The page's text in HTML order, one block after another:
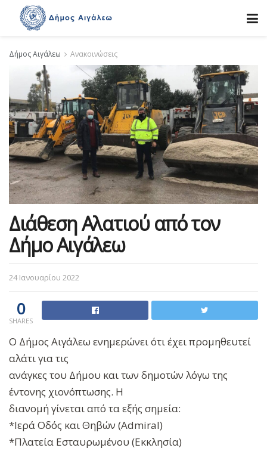
Δήμος Αιγάλεω Ανακοινώσεις
Διάθεση Αλατιού από τον
Δήμο Αιγάλεω
24 Ιανουαρίου 2022
0
SHARES
Ο Δήμος Αιγάλεω ενημερώνει ότι έχει προμηθευτεί
αλάτι για τις
ανάγκες του Δήμου και των δημοτών λόγω της
έντονης χιονόπτωσης. Η
διανομή γίνεται από τα εξής σημεία:
*Ιερά Οδός και Θηβών (Admiral)
*Πλατεία Εσταυρωμένου (Εκκλησία)